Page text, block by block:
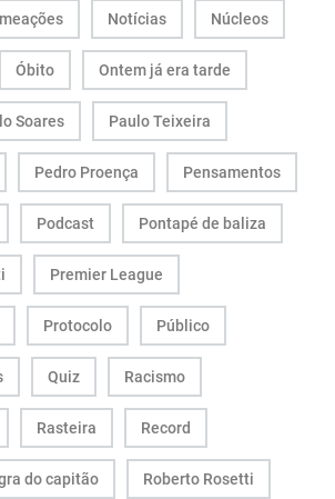
Notícias Núcleos
Óbito Ontem já era tarde
Soares Paulo Teixeira
Pedro Proença Pensamentos
Podcast Pontapé de baliza
Premier League
Protocolo Público
Quiz Racismo
Rasteira Record
do capitão Roberto Rosetti